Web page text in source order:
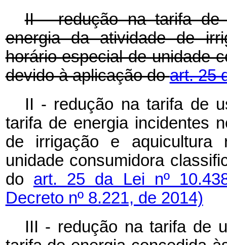
II - redução na tarifa de
energia da atividade de
horário especial de unidade
devido à aplicação doart. 25
II - redução na tarifa de
tarifa de energia incidentes
de irrigação e aquicultura
unidade consumidora
do art. 25 da Lei nº
Decreto nº 8.221, de 2014)
III - redução na tarifa de